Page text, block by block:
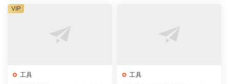
工具
VIP
工具